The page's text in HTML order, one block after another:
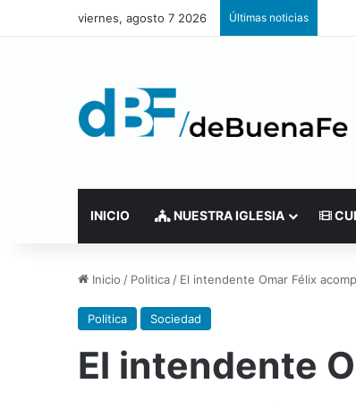
viernes, agosto 7 2026 Últimas noticias
INICIO NUESTRA IGLESIA
Inicio / Politica / El intendente Omar Félix
Politica Sociedad
El intendente